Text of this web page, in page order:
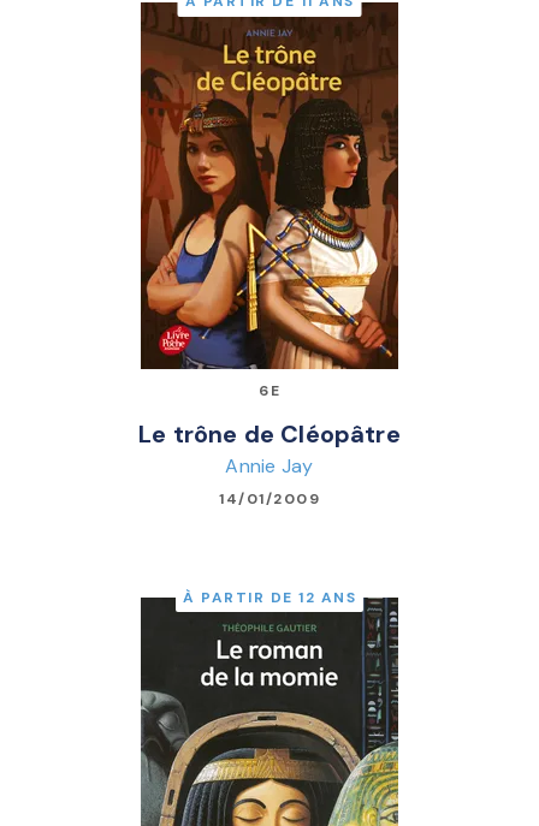
6E
Le trône de Cléopâtre
Annie Jay
14/01/2009
À PARTIR DE 12 ANS